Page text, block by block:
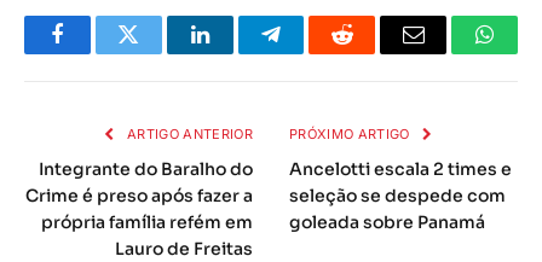
FacebookTwitter LinkedInTelegramaReddit
E-
ARTIGO ANTERIOR
Integrante do Baralho do
Crime é preso após fazer a
própria família refém em
Lauro de Freitas
PRÓXIMO ARTIGO
Ancelotti escala 2 times e
seleção se despede com
goleada sobre Panamá